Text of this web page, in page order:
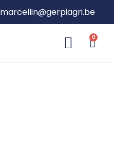
marcellin@gerpiagri.be
0